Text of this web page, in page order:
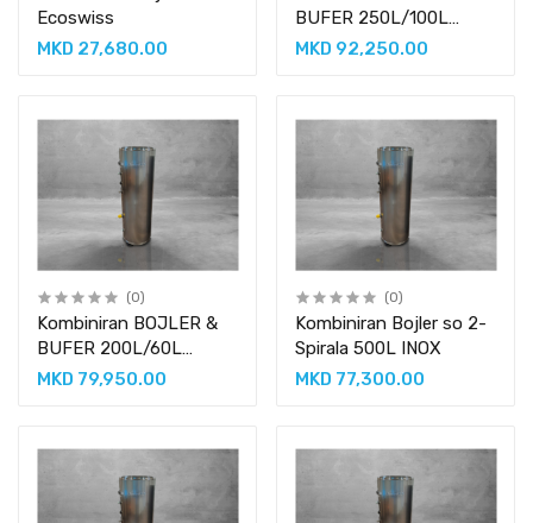
Ecoswiss
MKD 27,680.00
BUFER 250L/100L
Compact
MKD 92,250.00
(0)
Kombiniran BOJLER &
BUFER 200L/60L
Compact
MKD 79,950.00
(0)
Kombiniran Bojler so 2-
Spirala 500L INOX
MKD 77,300.00